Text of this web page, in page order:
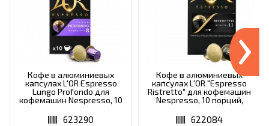
Кофе в алюминиевых
капсулах L'OR Espresso
Lungo Profondo для
кофемашин Nespresso, 10
623290
Кофе в алюминиевых
капсулах L'OR "Espresso
Ristretto" для кофемашин
Nespresso, 10 порций,
622084
›